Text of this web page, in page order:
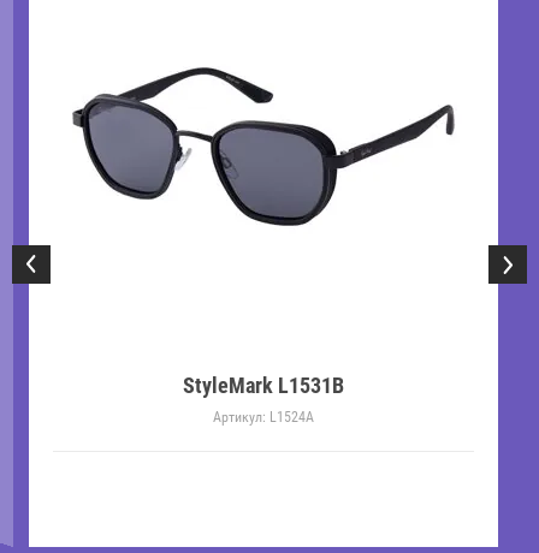
StyleMark L1531B
Артикул: L1524A